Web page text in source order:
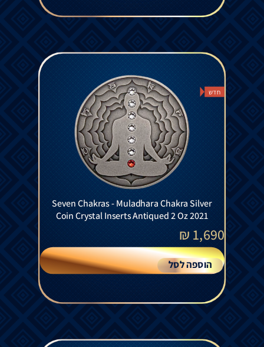
חדש
Seven Chakras - Muladhara Chakra Silver
Coin Crystal Inserts Antiqued 2 Oz 2021
1,690
₪
הוספה לסל